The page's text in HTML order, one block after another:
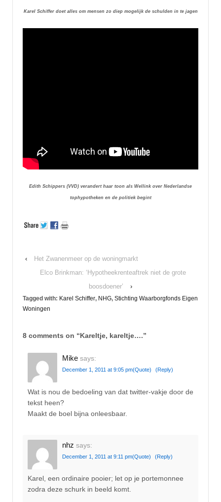
Karel Schiffer doet alles om mensen zo diep mogelijk de schulden in te jagen
Edith Schippers (VVD) verandert haar toon als Wellink over Nederlandse
tophypotheken en de politiek begint
‹
Het Zwanenmeer op de woningmarkt
Elco Brinkman: ‘Hypotheekrenteaftrek niet de grote
boosdoener’
›
Tagged with: Karel Schiffer, NHG, Stichting Waarborgfonds Eigen
Woningen
8 comments on “Kareltje, kareltje….”
Mike says:
December 1, 2011 at 9:05 pm(Quote) (Reply)
Wat is nou de bedoeling van dat twitter-vakje door de
tekst heen?
Maakt de boel bijna onleesbaar.
nhz says:
December 1, 2011 at 9:11 pm(Quote) (Reply)
Karel, een ordinaire pooier; let op je portemonnee
zodra deze schurk in beeld komt.